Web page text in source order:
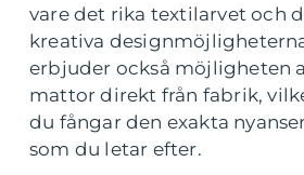
vare det rika textilarvet och
kreativa
erbjuder också möjligheten
mattor direkt från fabrik,
du fångar den exakta
som du letar efter.